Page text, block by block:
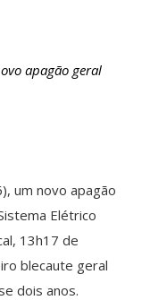
apagão geral
um novo apagão
Elétrico
13h17 de
blecaute geral
dois anos.